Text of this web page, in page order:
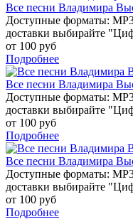
Все песни Владимира
Доступные форматы:
доставки выбирайте
от 100 руб
Подробнее
Все песни Владимира
Доступные форматы:
доставки выбирайте
от 100 руб
Подробнее
Все песни Владимира
Доступные форматы:
доставки выбирайте
от 100 руб
Подробнее